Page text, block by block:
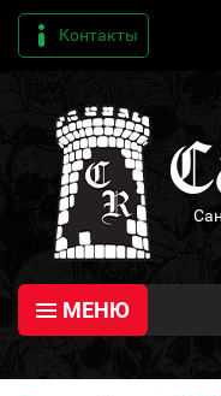
Контакты
МЕНЮ